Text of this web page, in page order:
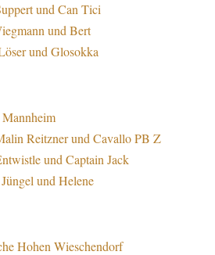
und Can Tici
und Bert
und Glosokka
Reitzner und Cavallo PB Z
und Captain Jack
und Helene
Hohen Wieschendorf